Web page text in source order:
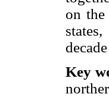
on
Key